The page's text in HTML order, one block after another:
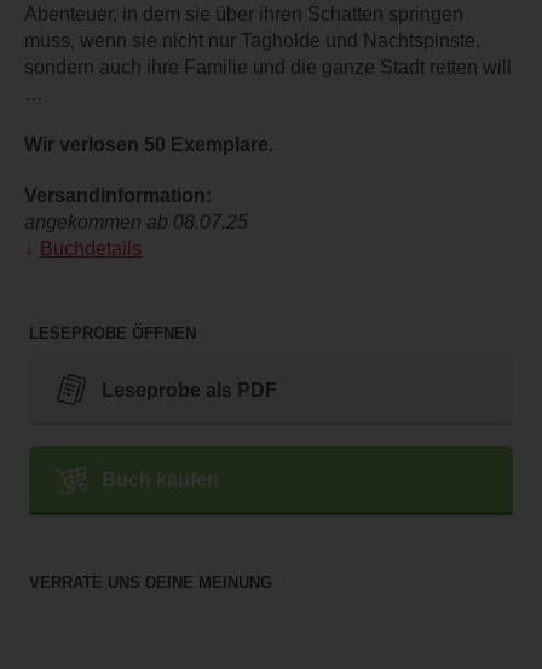
Abenteuer, in dem sie über ihren Schatten springen
muss, wenn sie nicht nur Tagholde und Nachtspinste,
sondern auch ihre Familie und die ganze Stadt retten will
…
Wir verlosen 50 Exemplare.
Versandinformation:
angekommen ab 08.07.25
Buchdetails
LESEPROBE ÖFFNEN
Leseprobe als PDF
Buch kaufen
VERRATE UNS DEINE MEINUNG